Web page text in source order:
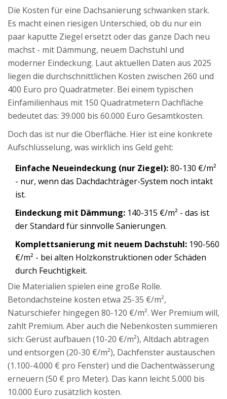
Die Kosten für eine Dachsanierung schwanken stark.
Es macht einen riesigen Unterschied, ob du nur ein
paar kaputte Ziegel ersetzt oder das ganze Dach neu
machst - mit Dämmung, neuem Dachstuhl und
moderner Eindeckung. Laut aktuellen Daten aus 2025
liegen die durchschnittlichen Kosten zwischen 260 und
400 Euro pro Quadratmeter. Bei einem typischen
Einfamilienhaus mit 150 Quadratmetern Dachfläche
bedeutet das: 39.000 bis 60.000 Euro Gesamtkosten.
Doch das ist nur die Oberfläche. Hier ist eine konkrete
Aufschlüsselung, was wirklich ins Geld geht:
Einfache Neueindeckung (nur Ziegel):80-130 €/m²
- nur, wenn das Dachdachträger-System noch intakt
ist.
Eindeckung mit Dämmung: 140-315 €/m² - das ist
der Standard für sinnvolle Sanierungen.
Komplettsanierung mit neuem Dachstuhl: 190-560
€/m² - bei alten Holzkonstruktionen oder Schäden
durch Feuchtigkeit.
Die Materialien spielen eine große Rolle.
Betondachsteine kosten etwa 25-35 €/m²,
Naturschiefer hingegen 80-120 €/m². Wer Premium will,
zahlt Premium. Aber auch die Nebenkosten summieren
sich: Gerüst aufbauen (10-20 €/m²), Altdach abtragen
und entsorgen (20-30 €/m²), Dachfenster austauschen
(1.100-4.000 € pro Fenster) und die Dachentwässerung
erneuern (50 € pro Meter). Das kann leicht 5.000 bis
10.000 Euro zusätzlich kosten.